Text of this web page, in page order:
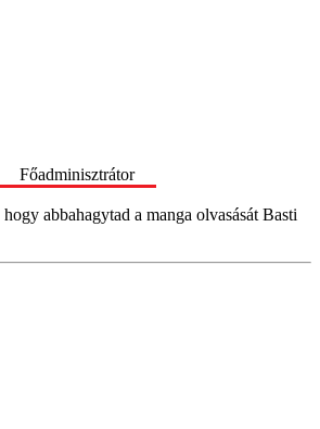
Főadminisztrátor
abbahagytad a manga olvasását Basti